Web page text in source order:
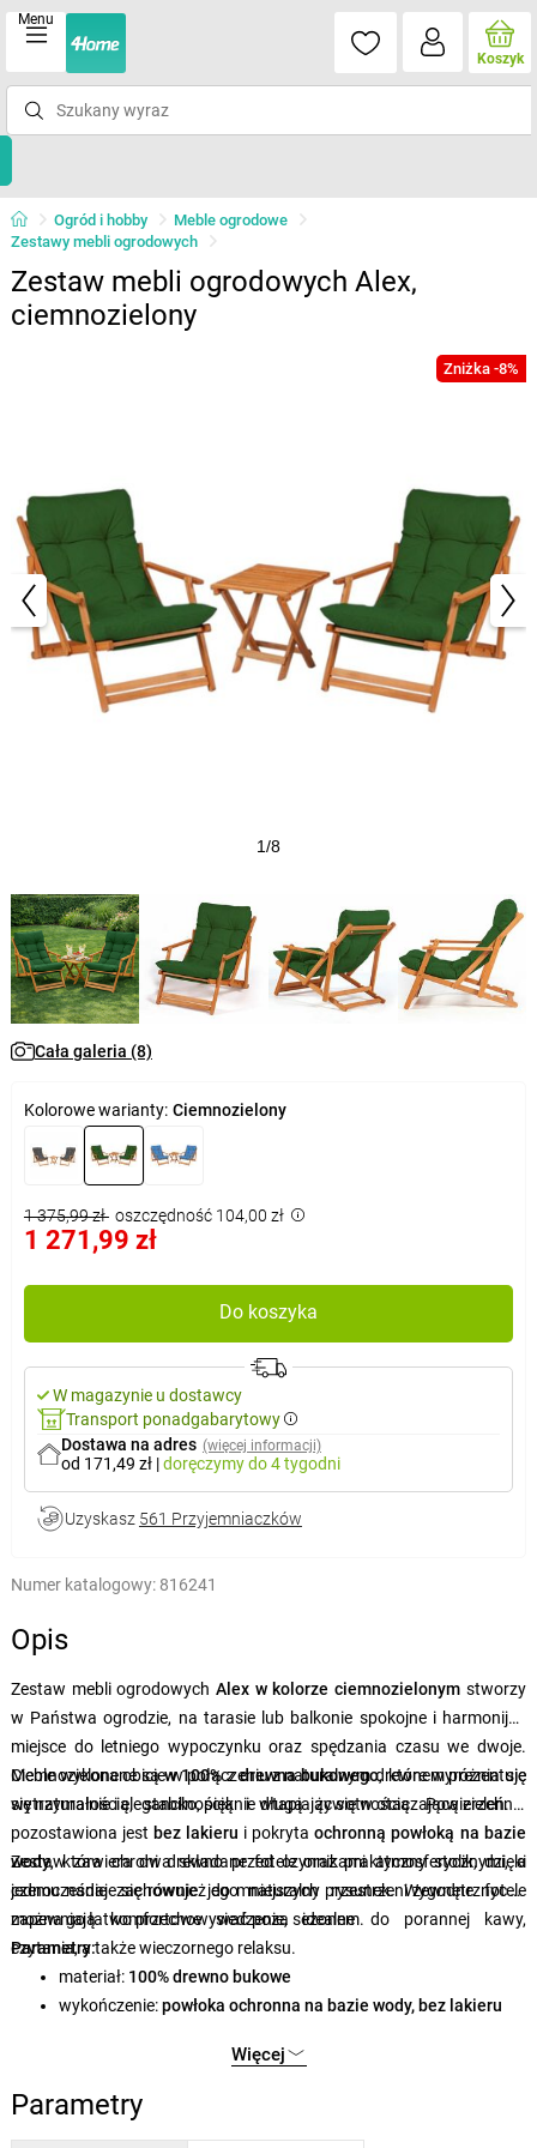
Menu
Koszyk
Ogród i hobby
Meble ogrodowe
Zestawy mebli ogrodowych
Zestaw mebli ogrodowych Alex,
ciemnozielony
Zniżka -8%
1/8
Cała galeria (8)
Kolorowe warianty: Ciemnozielony
1 375,99 zł oszczędność 104,00 zł
1 271,99 zł
Do koszyka
W magazynie u dostawcy
Transport ponadgabarytowy
Dostawa na adres (więcej informacji)
od 171,49 zł |doręczymydo 4 tygodni
Uzyskasz 561 Przyjemniaczków
Numer katalogowy: 816241
Opis
Zestaw mebli ogrodowych Alex w kolorze ciemnozielonymstworzy
w Państwa ogrodzie, na tarasie lub balkonie spokojne i harmonijne
miejsce do letniego wypoczynku oraz spędzania czasu we dwoje.
Ciemnozielone obicie w połączeniu z naturalnym drewnem prezentuje
się naturalnie i elegancko, pięknie wtapiając się w otaczającą zieleń.
Meble wykonane sąw 100%zdrewna bukowego, które wyróżnia się
wytrzymałością, stabilnością i długą żywotnością. Powierzchnia
pozostawiona jest bez lakieru i pokryta ochronną powłoką na bazie
wody, która chroni drewno przed czynnikami atmosferycznymi, a
jednocześnie zachowuje jego naturalny rysunek. Wygodne fotele
zapewniają komfortowe siedzenie, idealne do porannej kawy,
czytania, a także wieczornego relaksu.
Zestaw zawiera dwa składane fotele oraz praktyczny stolik, dzięki
czemu nadaje się również do mniejszych przestrzeni zewnętrznych i
można go łatwo przechowywać poza sezonem.
Parametry:
materiał: 100% drewno bukowe
wykończenie:powłoka ochronna na bazie wody, bez lakieru
50 × 81 × 50 cm(szer. × wys. × gł.)
długość fotela w stanie złożonym:
liczba foteli:
Więcej
Parametry